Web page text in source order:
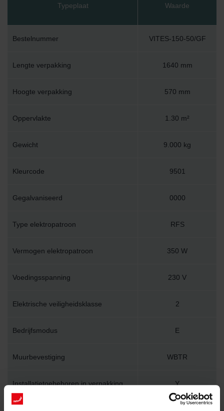
Typeplaat Waarde
Bestelnummer VITES-150-50/GF
Lengte verpakking 1640 mm
Hoogte verpakking 570 mm
Oppervlakte 1.30 m²
Gewicht 9.000 kg
Kleurcode 9501
Gegalvaniseerd 0000
Type elektropatroon RFS
Vermogen elektropatroon 350 W
Voedingsspanning 230 V
Elektrische veiligheidsklasse 2
Bedrijfsmodus E
Muurbevestiging WBTR
Installatietoebehoren in verpakking Y